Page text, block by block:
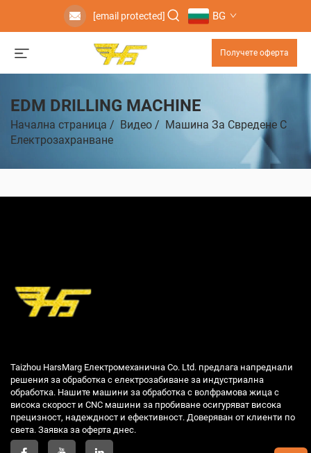
[email protected] BG
Получете оферта
EDM DRILLING MACHINE
Начална страница / Видео / Машина За Свредене С
Електрозахранване
Taizhou HarsMarg Електромеханична Co. Ltd. предлага напреднали
решения за обработка с електрозабиване за индустриална
обработка. Нашите машини за обработка с волфрамова жица с
висока скорост и CNC машини за пробиване осигуряват висока
прецизност, надеждност и ефективност. Доверяван от клиенти по
света. Заявка за оферта днес.